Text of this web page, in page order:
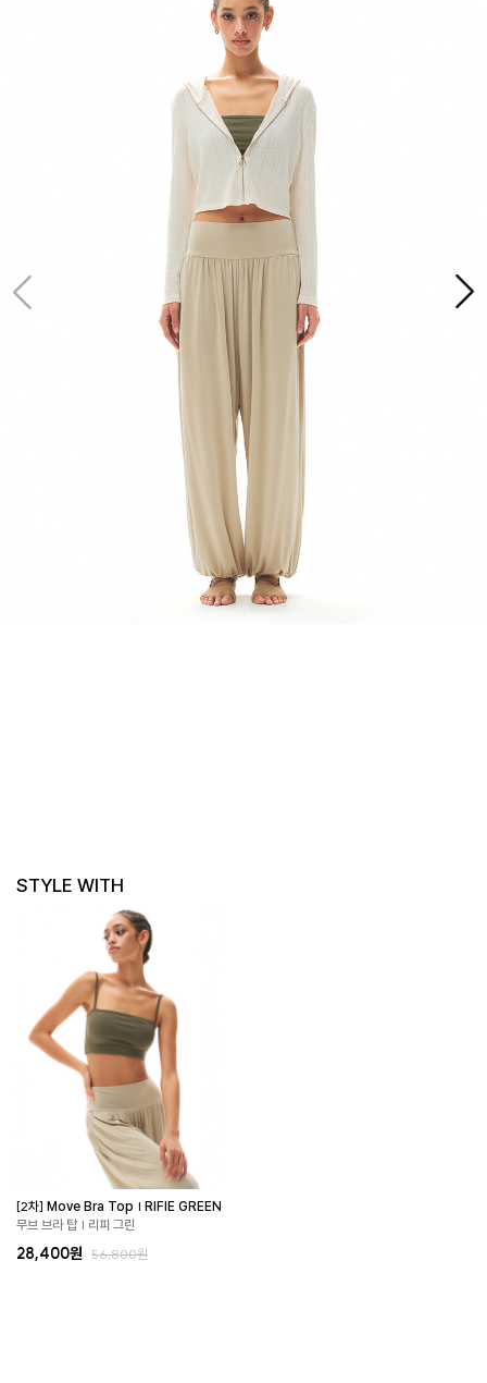
STYLE WITH
[2차] Move Bra Top | RIFIE GREEN
무브 브라 탑 | 리피 그린
28,400원 56,800원